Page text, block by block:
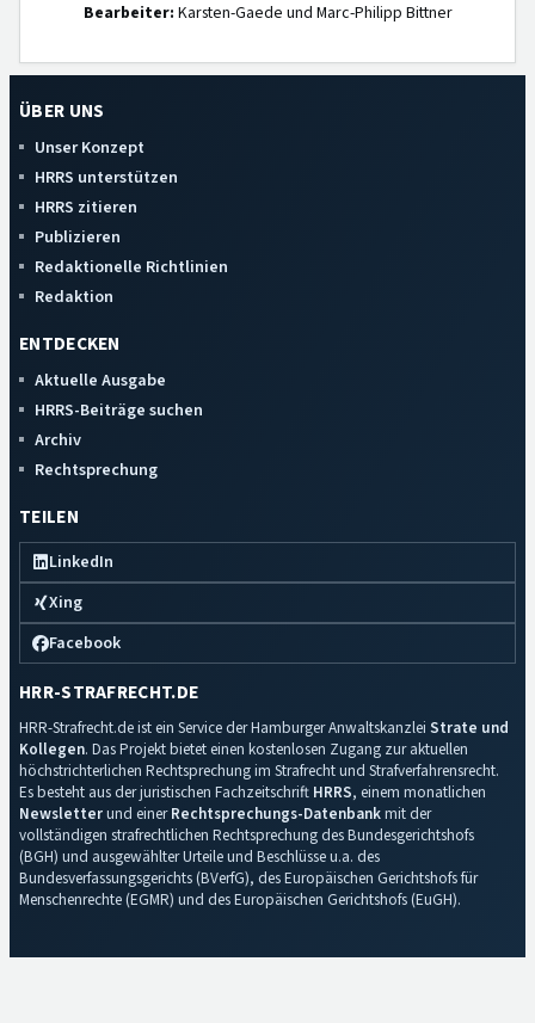
Bearbeiter: Karsten-Gaede und Marc-Philipp Bittner
ÜBER UNS
Unser Konzept
HRRS unterstützen
HRRS zitieren
Publizieren
Redaktionelle Richtlinien
Redaktion
ENTDECKEN
Aktuelle Ausgabe
HRRS-Beiträge suchen
Archiv
Rechtsprechung
TEILEN
LinkedIn
Xing
Facebook
HRR-STRAFRECHT.DE
HRR-Strafrecht.de ist ein Service der Hamburger Anwaltskanzlei Strate und
Kollegen. Das Projekt bietet einen kostenlosen Zugang zur aktuellen
höchstrichterlichen Rechtsprechung im Strafrecht und Strafverfahrensrecht.
Es besteht aus der juristischen Fachzeitschrift HRRS, einem monatlichen
Newsletterund einerRechtsprechungs-Datenbankmit der
vollständigen strafrechtlichen Rechtsprechung des Bundesgerichtshofs
(BGH) und ausgewählter Urteile und Beschlüsse u.a. des
Bundesverfassungsgerichts (BVerfG), des Europäischen Gerichtshofs für
Menschenrechte (EGMR) und des Europäischen Gerichtshofs (EuGH).